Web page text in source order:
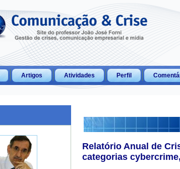
Artigos Atividades Perfil
Relatório Anual de
categorias